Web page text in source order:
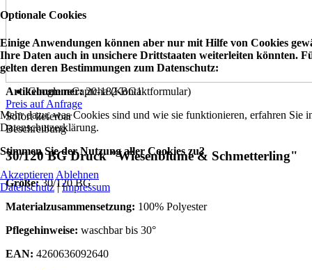
Artikelnummer:20-182-BG1
Preis auf Anfrage
Sofort lieferbar
Beschreibung
30/120 BG Druck "Wiesenblume & Schmetterling"
Größe:30/120 BG
Materialzusammensetzung: 100% Polyester
Pflegehinweise: waschbar bis 30°
EAN: 4260636092640
Optionale Cookies
Einige Anwendungen können aber nur mit Hilfe von Cookies
Ihre Daten auch in unsichere Drittstaaten weiterleiten könnten.
gelten deren Bestimmungen zum Datenschutz:
Google reCaptcha (Kontaktformular)
Mehr dazu, was Cookies sind und wie sie funktionieren, erfahren Sie
Datenschutzerklärung.
Stimmen Sie der Nutzung aller Cookies zu?
Akzeptieren Ablehnen
Datenschutz|Impressum